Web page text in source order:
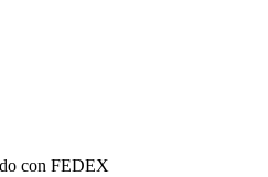
con FEDEX